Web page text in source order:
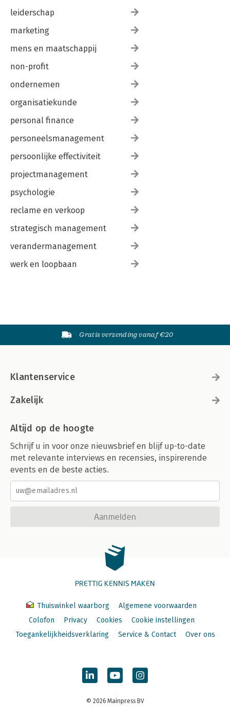
leiderschap
marketing
mens en maatschappij
non-profit
ondernemen
organisatiekunde
personal finance
personeelsmanagement
persoonlijke effectiviteit
projectmanagement
psychologie
reclame en verkoop
strategisch management
verandermanagement
werk en loopbaan
Gratis verzending vanaf €20
Klantenservice
Zakelijk
Altijd op de hoogte
Schrijf u in voor onze nieuwsbrief en blijf up-to-date
met relevante interviews en recensies, inspirerende
events en de beste acties.
Aanmelden
PRETTIG KENNIS MAKEN
Thuiswinkel waarborg
Algemene voorwaarden
Colofon
Privacy Cookies
Cookie instellingen
Toegankelijkheidsverklaring
Service & Contact Over ons
© 2026 Mainpress BV